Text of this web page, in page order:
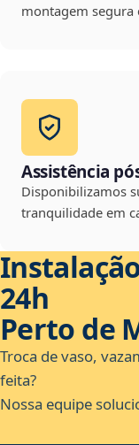
montagem segura
Assistência
Disponibilizamos
tranquilidade em
24h
Perto de
Troca de vaso,
feita?
Nossa equipe